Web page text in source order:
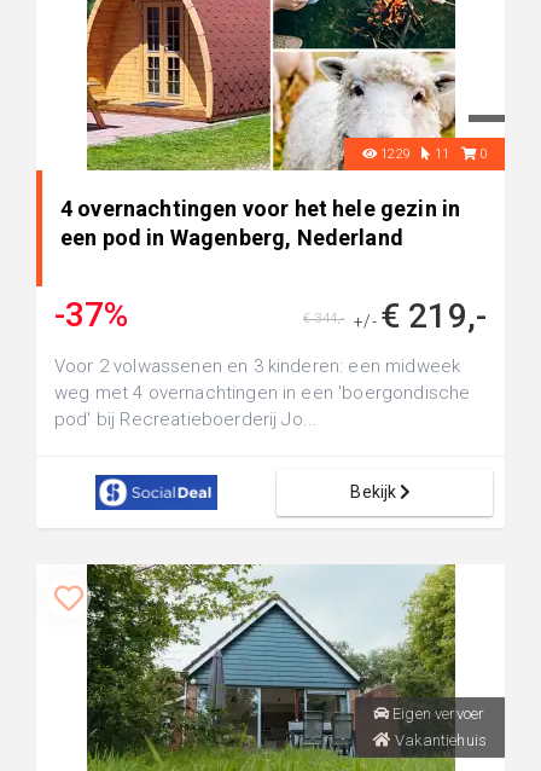
1229 11 0
4 overnachtingen voor het hele gezin in
een pod in Wagenberg, Nederland
-37% +/- € 219,-
€ 344,-
Voor 2 volwassenen en 3 kinderen: een midweek
weg met 4 overnachtingen in een 'boergondische
pod' bij Recreatieboerderij Jo...
Bekijk
Eigen vervoer
Vakantiehuis